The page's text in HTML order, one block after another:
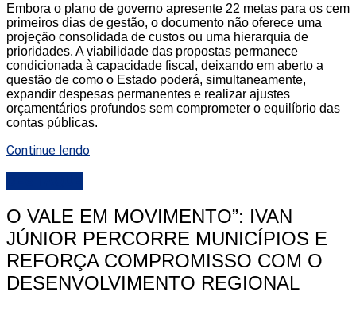
Embora o plano de governo apresente 22 metas para os cem
primeiros dias de gestão, o documento não oferece uma
projeção consolidada de custos ou uma hierarquia de
prioridades. A viabilidade das propostas permanece
condicionada à capacidade fiscal, deixando em aberto a
questão de como o Estado poderá, simultaneamente,
expandir despesas permanentes e realizar ajustes
orçamentários profundos sem comprometer o equilíbrio das
contas públicas.
Continue lendo
O VALE EM MOVIMENTO”: IVAN
JÚNIOR PERCORRE MUNICÍPIOS E
REFORÇA COMPROMISSO COM O
DESENVOLVIMENTO REGIONAL